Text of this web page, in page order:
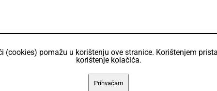
(cookies) pomažu u korištenju ove stranice. Korištenjem
korištenje kolačića.
Prihvaćam